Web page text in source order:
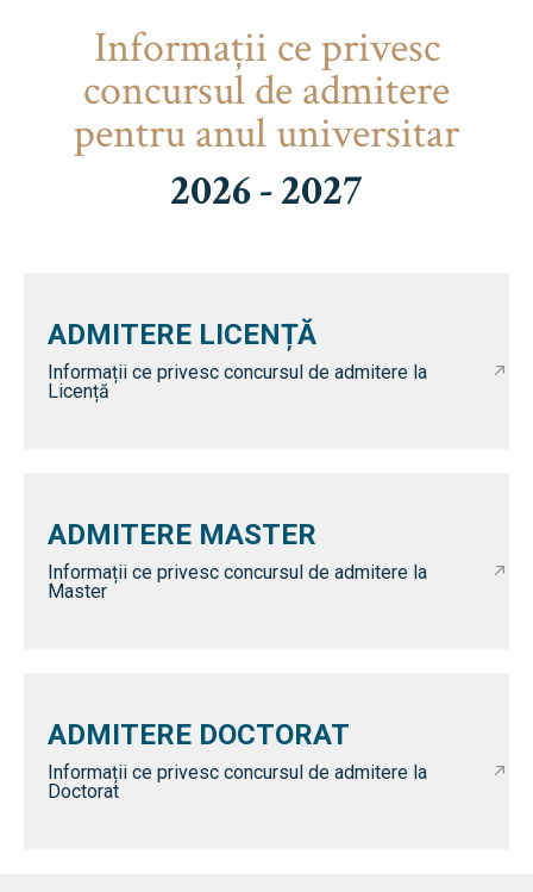
Informaţii ce privesc
concursul de admitere
pentru anul universitar
2026 - 2027
ADMITERE LICENȚĂ
Informații ce privesc concursul de admitere la
Licență
ADMITERE MASTER
Informații ce privesc concursul de admitere la
Master
ADMITERE DOCTORAT
Informații ce privesc concursul de admitere la
Doctorat